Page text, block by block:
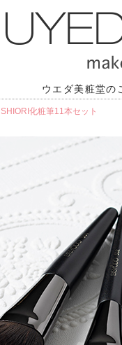
ウエダ美粧堂の
SHIORI化粧筆11本セット